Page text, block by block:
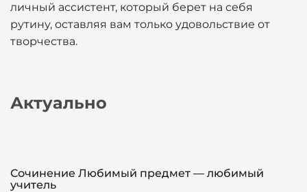
личный ассистент, который берет на себя
рутину, оставляя вам только удовольствие от
творчества.
Актуально
Сочинение Любимый предмет — любимый
учитель